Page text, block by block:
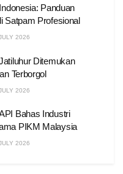
Panduan
Satpam Profesional
2026
Ditemukan
Terborgol
2026
Bahas Industri
PIKM Malaysia
2026